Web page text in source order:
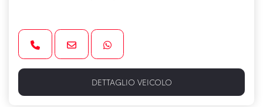
DETTAGLIO VEICOLO